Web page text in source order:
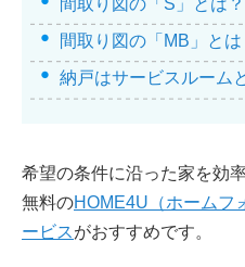
間取り図の「MB」とは
納戸はサービスルーム
希望の条件に沿った家を効
無料のHOME4U（ホームフ
ービスがおすすめです。